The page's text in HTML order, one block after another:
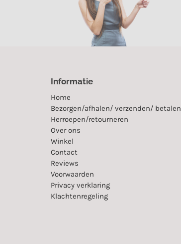
Informatie
Home
Bezorgen/afhalen/ verzenden/ betalen
Herroepen/retourneren
Over ons
Winkel
Contact
Reviews
Voorwaarden
Privacy verklaring
Klachtenregeling